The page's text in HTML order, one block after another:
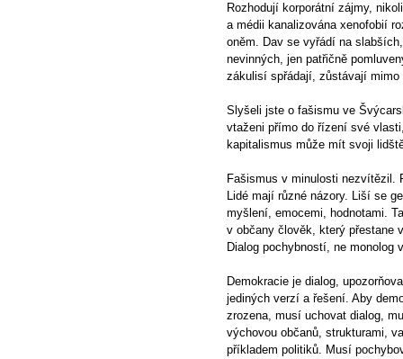
Rozhodují korporátní zájmy,
a médii kanalizována xenofobií
oněm. Dav se vyřádí na
nevinných, jen patřičně
zákulisí spřádají, zůstávají
Slyšeli jste o fašismu ve
vtaženi přímo do řízení své
kapitalismus může mít svoji
Fašismus v minulosti nezvítězil.
Lidé mají různé názory. Liší se
myšlení, emocemi, hodnotami.
v občany člověk, který přestane
Dialog pochybností, ne monolog
Demokracie je dialog,
jediných verzí a řešení. Aby
zrozena, musí uchovat dialog,
výchovou občanů, strukturami,
příkladem politiků. Musí